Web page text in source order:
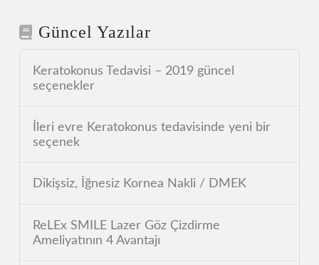
Güncel Yazılar
Keratokonus Tedavisi – 2019 güncel
seçenekler
İleri evre Keratokonus tedavisinde yeni bir
seçenek
Dikişsiz, İğnesiz Kornea Nakli / DMEK
ReLEx SMILE Lazer Göz Çizdirme
Ameliyatının 4 Avantajı